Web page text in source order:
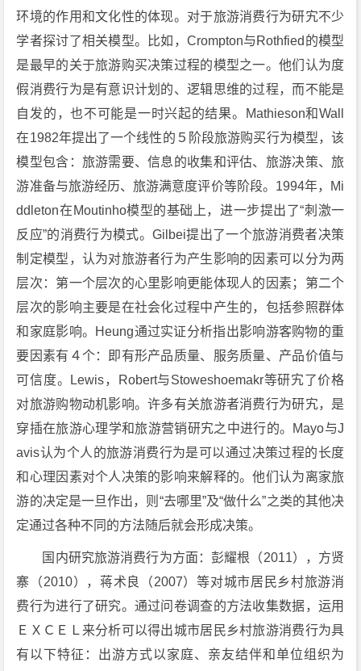
环境的作用和文化性的体现。对于旅游消费行为研宄不少
学者探讨了相关模型。比如，Crompton与Rothfied的模型
是最早的关于旅游购买决策过程的模型之一。他们认为度
假消费行为是有意识计划的、逻辑思维的过程，而不能是
自发的，也不可能是一时兴起的结果。Mathieson和Wall
在1982年提出了一个线性的５阶段旅游购买行为模型，该
模型包含：旅游需要、信息的收集和评估、旅游决策、旅
游准备与旅游经历、旅游满意度评价等阶段。1994年，Mi
ddleton在Moutinho模型的基础上，进一步提出了“刺激一
反应”的消费行为模式。Gilbei提出了一个旅游消费者决策
制定模型，认为对旅游者行为产生影响的因素可以分为两
层次：第一个层次的心里影响更能体现人的因素；第二个
层次的影响主要是在社会化过程中产生的，包括参照群体
和家庭影响。Heung通过实证分析指出影响游客购物的重
要因素有４个：即有形产品质量、服务质量、产品价值与
可信度。Lewis，Robert与Stoweshoemakr等研宄了价格
对旅游购物动机影响。许多有关旅游者消费行为研宄，是
穿插在旅游心理学和旅游营销研宄之中进行的。Mayo与J
avis认为个人的旅游消费行为是可以通过决策过程的长度
和心理因素对个人决策的影响来解释的。他们认为离家旅
游的决定是一旦作出，则“去哪里”及“做什么”之类的其他决
定通过各种不同的方法随后就会形成决策。
国内研究旅游消费行为方面：彭耀根（2011），方贤
寨（2010），蒋术良（2007）等对城市居民乡村旅游消
费行为进行了研究。通过问卷调查的方法收集数据，运用
ＥＸＣＥＬ来分析可以得出城市居民乡村旅游消费行为具
有以下特征：出游方式以家庭、亲友结伴和单位组织为